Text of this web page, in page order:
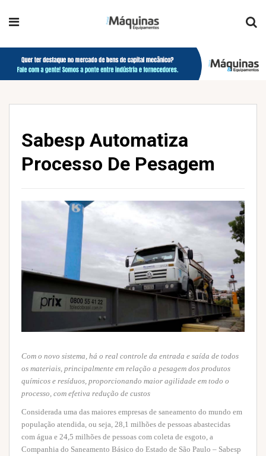
Sabesp Automatiza
Processo De Pesagem
Com o novo sistema, há o real controle da entrada e saída de todos
os materiais, principalmente em relação a pesagem dos produtos
químicos e resíduos, proporcionando maior agilidade em todo o
processo, com efetiva redução de custos
Considerada uma das maiores empresas de saneamento do mundo em
população atendida, ou seja, 28,1 milhões de pessoas abastecidas
com água e 24,5 milhões de pessoas com coleta de esgoto, a
Companhia do Saneamento Básico do Estado de São Paulo – Sabesp